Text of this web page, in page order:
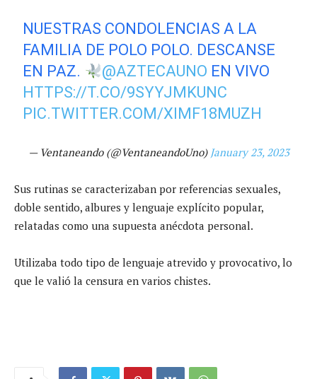
NUESTRAS CONDOLENCIAS A LA
FAMILIA DE POLO POLO. DESCANSE
EN PAZ.
@AZTECAUNO EN VIVO
HTTPS://T.CO/9SYYJMKUNC
PIC.TWITTER.COM/XIMF18MUZH
— Ventaneando (@VentaneandoUno) January 23, 2023
Sus rutinas se caracterizaban por referencias sexuales,
doble sentido, albures y lenguaje explícito popular,
relatadas como una supuesta anécdota personal.
Utilizaba todo tipo de lenguaje atrevido y provocativo, lo
que le valió la censura en varios chistes.